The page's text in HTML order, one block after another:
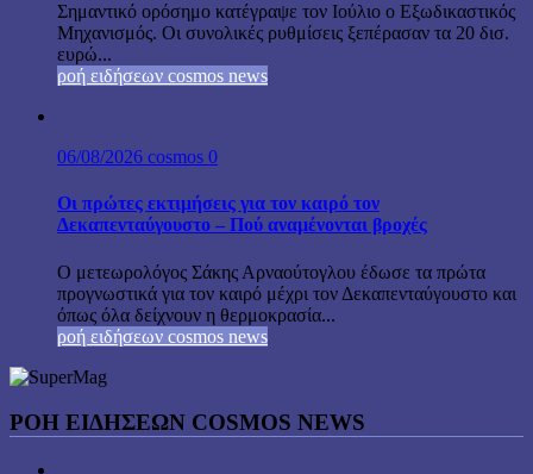
Σημαντικό ορόσημο κατέγραψε τον Ιούλιο ο Εξωδικαστικός
Μηχανισμός. Οι συνολικές ρυθμίσεις ξεπέρασαν τα 20 δισ.
ευρώ...
ροή ειδήσεων cosmos news
06/08/2026 cosmos 0
Οι πρώτες εκτιμήσεις για τον καιρό τον
Δεκαπενταύγουστο – Πού αναμένονται βροχές
Ο μετεωρολόγος Σάκης Αρναούτογλου έδωσε τα πρώτα
προγνωστικά για τον καιρό μέχρι τον Δεκαπενταύγουστο και
όπως όλα δείχνουν η θερμοκρασία...
ροή ειδήσεων cosmos news
ΡΟΉ ΕΙΔΉΣΕΩΝ COSMOS NEWS